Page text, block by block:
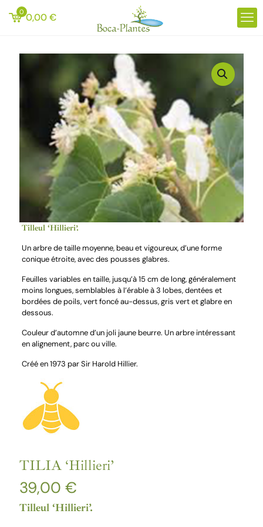
0 0,00€
Tilleul ‘Hillieri’.
Un arbre de taille moyenne, beau et vigoureux, d’une forme
conique étroite, avec des pousses glabres.
Feuilles variables en taille, jusqu’à 15 cm de long, généralement
moins longues, semblables à l’érable à 3 lobes, dentées et
bordées de poils, vert foncé au-dessus, gris vert et glabre en
dessous.
Couleur d’automne d’un joli jaune beurre. Un arbre intéressant
en alignement, parc ou ville.
Créé en 1973 par Sir Harold Hillier.
TILIA ‘Hillieri’
39,00 €
Tilleul ‘Hillieri’.